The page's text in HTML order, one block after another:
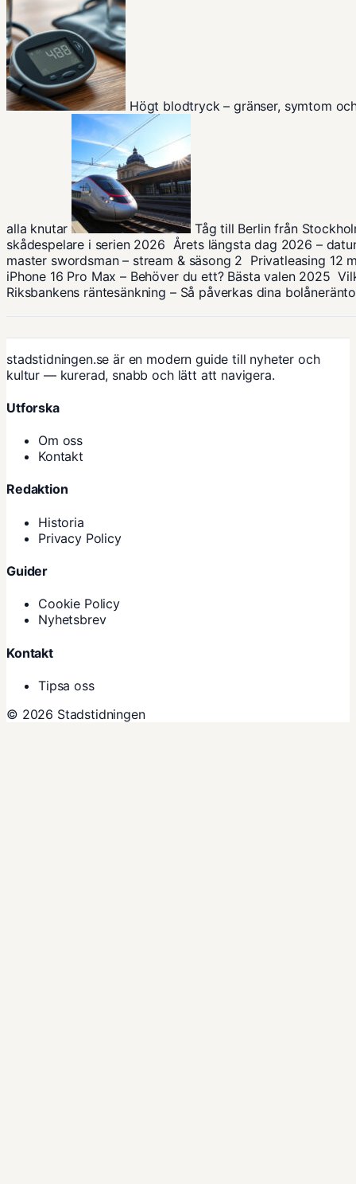
Högt blodtryck – gränser, symtom
alla knutar
Tåg till Berlin från
skådespelare i serien 2026 Årets längsta dag 2026 –
master swordsman – stream & säsong 2 Privatleasing 12
iPhone 16 Pro Max – Behöver du ett? Bästa valen 2025
Riksbankens räntesänkning – Så påverkas dina
stadstidningen.se är en modern guide till nyheter och
kultur — kurerad, snabb och lätt att navigera.
Utforska
Om oss
Kontakt
Redaktion
Historia
Privacy Policy
Guider
Cookie Policy
Nyhetsbrev
Kontakt
Tipsa oss
© 2026 Stadstidningen